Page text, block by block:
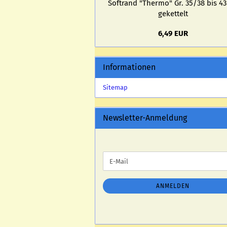
Softrand "Ther­mo" Gr. 35/38 bis
ge­ket­telt
6,49 EUR
Informationen
Sitemap
Newsletter-Anmeldung
ZUR
ANMELDUNG
E-
Mail
ANMELDEN